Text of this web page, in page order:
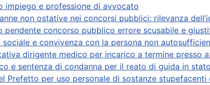
impiego e professione di avvocato
non ostative nei concorsi pubblici: rilevanza
pendente concorso pubblico errore scusabile e
e convivenza con la persona non
dirigente medico per incarico a termine presso
e sentenza di condanna per il reato di guida in
Prefetto per uso personale di sostanze